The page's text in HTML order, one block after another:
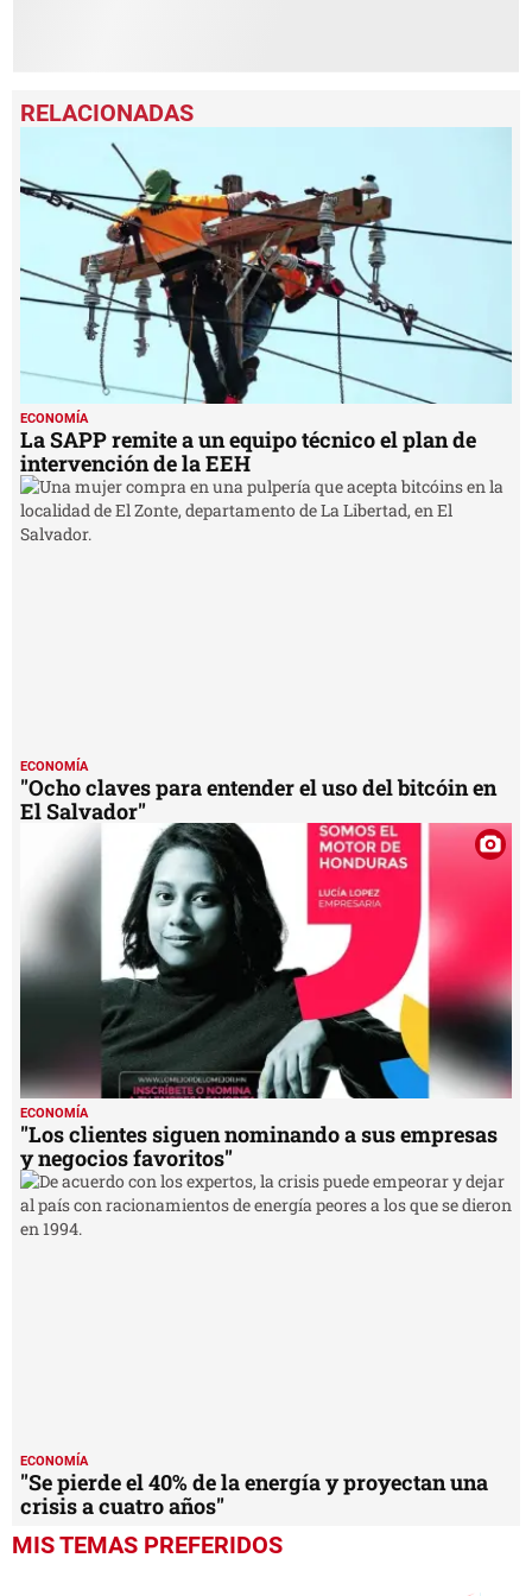
ECONOMÍA
La SAPP remite a un equipo técnico el plan de
intervención de la EEH
ECONOMÍA
"Ocho claves para entender el uso del bitcóin en
El Salvador"
ECONOMÍA
"Los clientes siguen nominando a sus empresas
y negocios favoritos"
ECONOMÍA
"Se pierde el 40% de la energía y proyectan una
crisis a cuatro años"
MIS TEMAS PREFERIDOS